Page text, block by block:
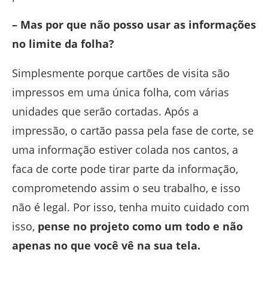
– Mas por que não posso usar as informações
no limite da folha?
Simplesmente porque cartões de visita são
impressos em uma única folha, com várias
unidades que serão cortadas. Após a
impressão, o cartão passa pela fase de corte, se
uma informação estiver colada nos cantos, a
faca de corte pode tirar parte da informação,
comprometendo assim o seu trabalho, e isso
não é legal. Por isso, tenha muito cuidado com
isso, pense no projeto como um todo e não
apenas no que você vê na sua tela.